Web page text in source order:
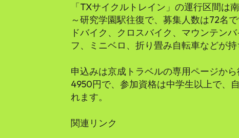
「TXサイクルトレイン」の運行区間は
～研究学園駅往復で、募集人数は72名
ドバイク、クロスバイク、マウンテン
フ、ミニベロ、折り畳み自転車などが持
申込みは京成トラベルの専用ページか
4950円で、参加資格は中学生以上で、
れます。
関連リンク